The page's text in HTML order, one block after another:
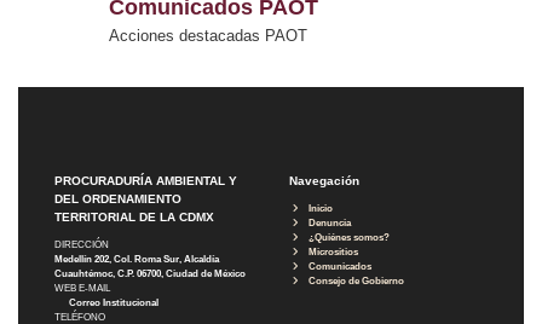
Comunicados PAOT
Acciones destacadas PAOT
PROCURADURÍA AMBIENTAL Y
DEL ORDENAMIENTO
TERRITORIAL DE LA CDMX
DIRECCIÓN
Medellín 202, Col. Roma Sur, Alcaldía
Cuauhtémoc, C.P. 06700, Ciudad de México
WEB E-MAIL
Correo Institucional
TELÉFONO
Navegación
Inicio
Denuncia
¿Quiénes somos?
Micrositios
Comunicados
Consejo de Gobierno